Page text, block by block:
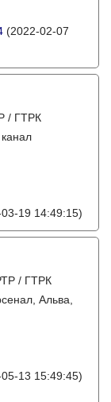
(2022-02-07
/ ГТРК
19 14:49:15)
/ ГТРК
Альва,
13 15:49:45)